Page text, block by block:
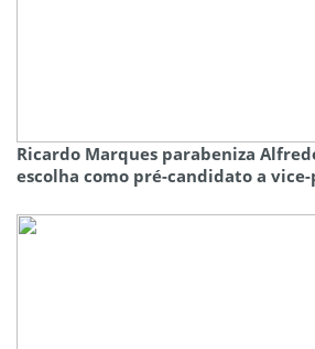
Ricardo Marques parabeniza
escolha como pré-candidato a